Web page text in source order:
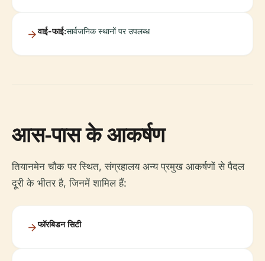
वाई-फाई:सार्वजनिक स्थानों पर उपलब्ध
आस-पास के आकर्षण
तियानमेन चौक पर स्थित, संग्रहालय अन्य प्रमुख आकर्षणों से पैदल
दूरी के भीतर है, जिनमें शामिल हैं:
फॉरबिडन सिटी